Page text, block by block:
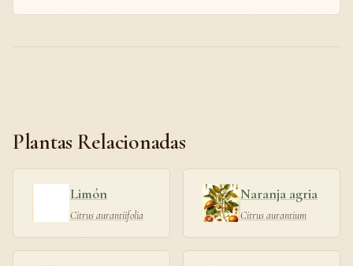
Plantas Relacionadas
Limón
Citrus aurantiifolia
Naranja agria
Citrus aurantium